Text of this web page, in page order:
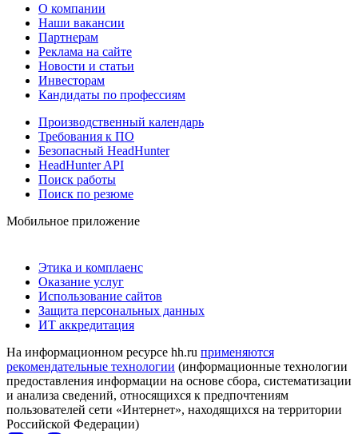
О компании
Наши вакансии
Партнерам
Реклама на сайте
Новости и статьи
Инвесторам
Кандидаты по профессиям
Производственный календарь
Требования к ПО
Безопасный HeadHunter
HeadHunter API
Поиск работы
Поиск по резюме
Мобильное приложение
Этика и комплаенс
Оказание услуг
Использование сайтов
Защита персональных данных
ИТ аккредитация
На информационном ресурсе hh.ru применяются
рекомендательные технологии (информационные технологии
предоставления информации на основе сбора, систематизации
и анализа сведений, относящихся к предпочтениям
пользователей сети «Интернет», находящихся на территории
Российской Федерации)